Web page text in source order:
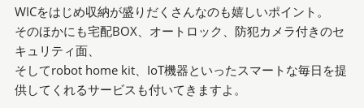
WICをはじめ収納が盛りだくさんなのも嬉しいポイント。
そのほかにも宅配BOX、オートロック、防犯カメラ付きのセ
キュリティ面、
そしてrobot home kit、IoT機器といったスマートな毎日を提
供してくれるサービスも付いてきますよ。